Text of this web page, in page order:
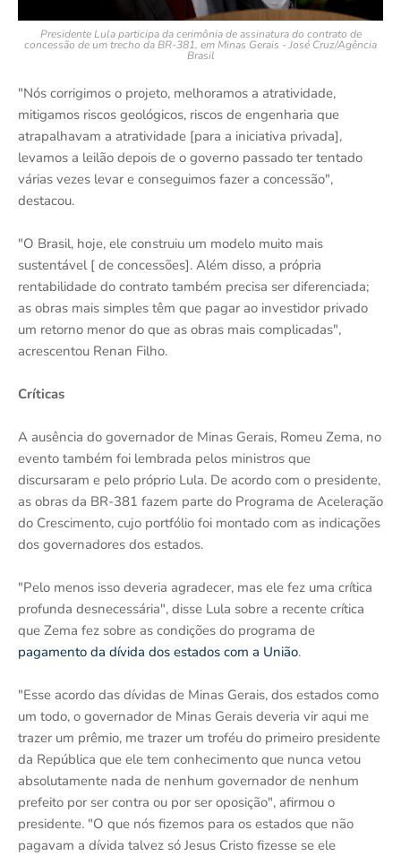
Presidente Lula participa da cerimônia de assinatura do contrato de
concessão de um trecho da BR-381, em Minas Gerais - José Cruz/Agência
Brasil
"Nós corrigimos o projeto, melhoramos a atratividade,
mitigamos riscos geológicos, riscos de engenharia que
atrapalhavam a atratividade [para a iniciativa privada],
levamos a leilão depois de o governo passado ter tentado
várias vezes levar e conseguimos fazer a concessão",
destacou.
"O Brasil, hoje, ele construiu um modelo muito mais
sustentável [ de concessões]. Além disso, a própria
rentabilidade do contrato também precisa ser diferenciada;
as obras mais simples têm que pagar ao investidor privado
um retorno menor do que as obras mais complicadas",
acrescentou Renan Filho.
Críticas
A ausência do governador de Minas Gerais, Romeu Zema, no
evento também foi lembrada pelos ministros que
discursaram e pelo próprio Lula. De acordo com o presidente,
as obras da BR-381 fazem parte do Programa de Aceleração
do Crescimento, cujo portfólio foi montado com as indicações
dos governadores dos estados.
"Pelo menos isso deveria agradecer, mas ele fez uma crítica
profunda desnecessária", disse Lula sobre a recente crítica
que Zema fez sobre as condições do programa de
pagamento da dívida dos estados com a União.
"Esse acordo das dívidas de Minas Gerais, dos estados como
um todo, o governador de Minas Gerais deveria vir aqui me
trazer um prêmio, me trazer um troféu do primeiro presidente
da República que ele tem conhecimento que nunca vetou
absolutamente nada de nenhum governador de nenhum
prefeito por ser contra ou por ser oposição", afirmou o
presidente. "O que nós fizemos para os estados que não
pagavam a dívida talvez só Jesus Cristo fizesse se ele